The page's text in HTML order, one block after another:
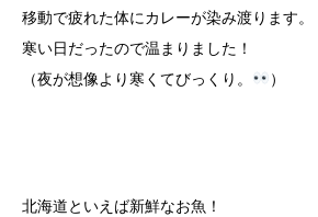
移動で疲れた体にカレーが染み渡ります。
寒い日だったので温まりました！
（夜が想像より寒くてびっくり。
）
北海道といえば新鮮なお魚！